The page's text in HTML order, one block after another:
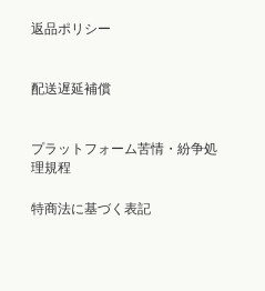
返品ポリシー
配送遅延補償
プラットフォーム苦情・紛争処
理規程
特商法に基づく表記